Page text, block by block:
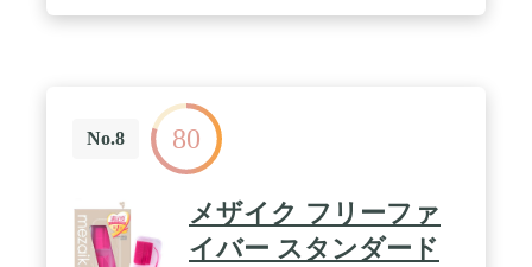
No.8 80
メザイク フリーファ
イバー スタンダード